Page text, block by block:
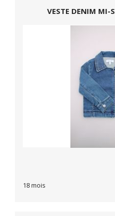
VESTE DENIM MI-
18 mois